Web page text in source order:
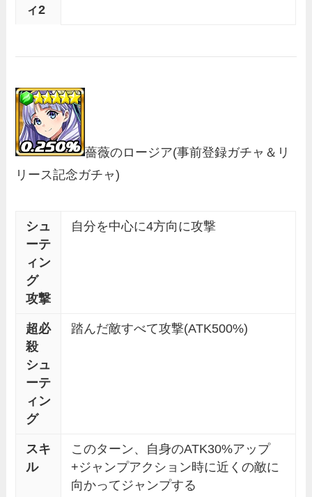
ィ2
薔薇のロージア(事前登録ガチャ＆リ
リース記念ガチャ)
シュ
ーテ
ィン
グ
攻撃
自分を中心に4方向に攻撃
超必
殺
シュ
ーテ
ィン
グ
踏んだ敵すべて攻撃(ATK500%)
スキ
ル
このターン、自身のATK30%アップ
+ジャンプアクション時に近くの敵に
向かってジャンプする